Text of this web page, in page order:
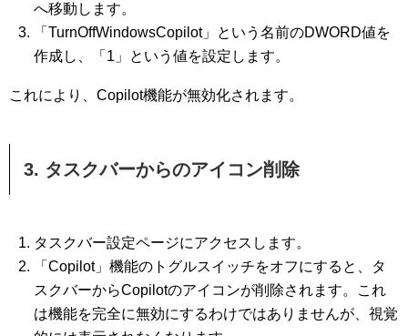
へ移動します。
「TurnOffWindowsCopilot」という名前のDWORD値を
作成し、「1」という値を設定します。
これにより、Copilot機能が無効化されます。
3. タスクバーからのアイコン削除
タスクバー設定ページにアクセスします。
「Copilot」機能のトグルスイッチをオフにすると、タ
スクバーからCopilotのアイコンが削除されます。これ
は機能を完全に無効にするわけではありませんが、視覚